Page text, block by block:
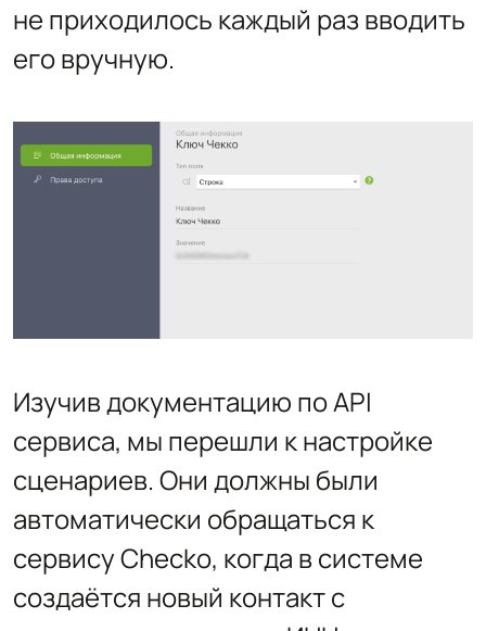
не приходилось каждый раз вводить
его вручную.
Изучив документацию по API
сервиса, мы перешли к настройке
сценариев. Они должны были
автоматически обращаться к
сервису Checko, когда в системе
создаётся новый контакт с